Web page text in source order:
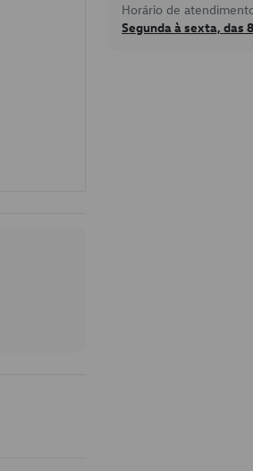
Horário de
Segunda à sexta, das